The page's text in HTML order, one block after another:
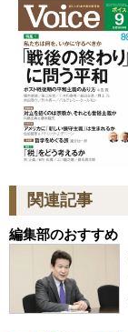
関連記事
編集部のおすすめ